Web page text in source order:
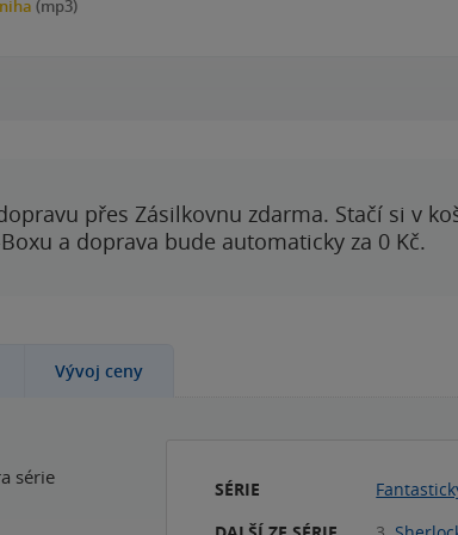
(mp3)
přes Zásilkovnu zdarma. Stačí si v
a doprava bude automaticky za 0 Kč.
Vývoj ceny
série
SÉRIE